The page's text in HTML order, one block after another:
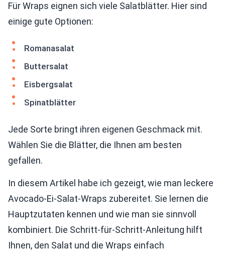
Für Wraps eignen sich viele Salatblätter. Hier sind
einige gute Optionen:
Romanasalat
Buttersalat
Eisbergsalat
Spinatblätter
Jede Sorte bringt ihren eigenen Geschmack mit.
Wählen Sie die Blätter, die Ihnen am besten
gefallen.
In diesem Artikel habe ich gezeigt, wie man leckere
Avocado-Ei-Salat-Wraps zubereitet. Sie lernen die
Hauptzutaten kennen und wie man sie sinnvoll
kombiniert. Die Schritt-für-Schritt-Anleitung hilft
Ihnen, den Salat und die Wraps einfach